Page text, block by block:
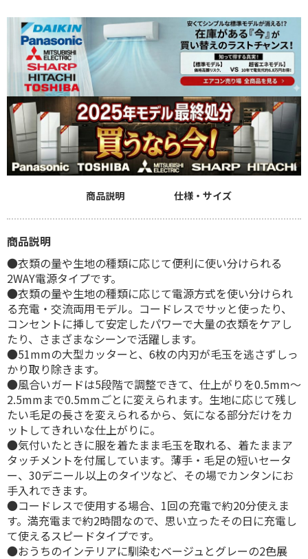
商品説明 仕様・サイズ
商品説明
●衣類の量や生地の種類に応じて便利に使い分けられる
2WAY電源タイプです。
●衣類の量や生地の種類に応じて電源方式を使い分けられ
る充電・交流両用モデル。コードレスでサッと使ったり、
コンセントに挿して安定したパワーで大量の衣類をケアし
たり、さまざまなシーンで活躍します。
●51mmの大型カッターと、6枚の内刃が毛玉を逃さずしっ
かり取り除きます。
●風合いガードは5段階で調整できて、仕上がりを0.5mm～
2.5mmまで0.5mmごとに変えられます。生地に応じて残し
たい毛足の長さを変えられるから、気になる部分だけをカ
ットしてきれいな仕上がりに。
●気付いたときに服を着たまま毛玉を取れる、着たままア
タッチメントを付属しています。薄手・毛足の短いセータ
ー、30デニール以上のタイツなど、その場でカンタンにお
手入れできます。
●コードレスで使用する場合、1回の充電で約20分使えま
す。満充電まで約2時間なので、思い立ったその日に充電し
て使えるスピードタイプです。
●おうちのインテリアに馴染むベージュとグレーの2色展